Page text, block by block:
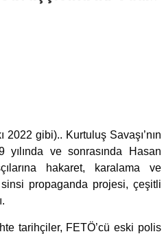
2022 gibi).. Kurtuluş Savaşı’nın
yılında ve sonrasında Hasan
hakaret, karalama ve
propaganda projesi, çeşitli
tarihçiler, FETÖ’cü eski polis